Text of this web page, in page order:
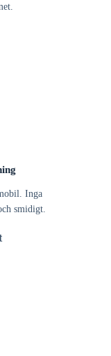
Inga
smidigt.